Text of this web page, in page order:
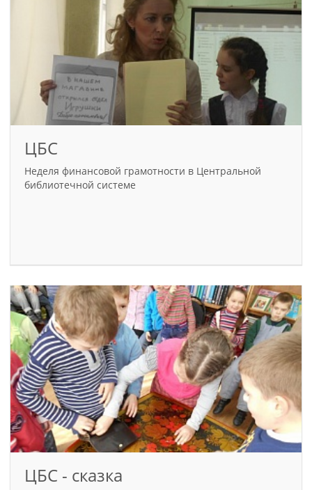
ЦБС
Неделя финансовой грамотности в Центральной
библиотечной системе
ЦБС - сказка